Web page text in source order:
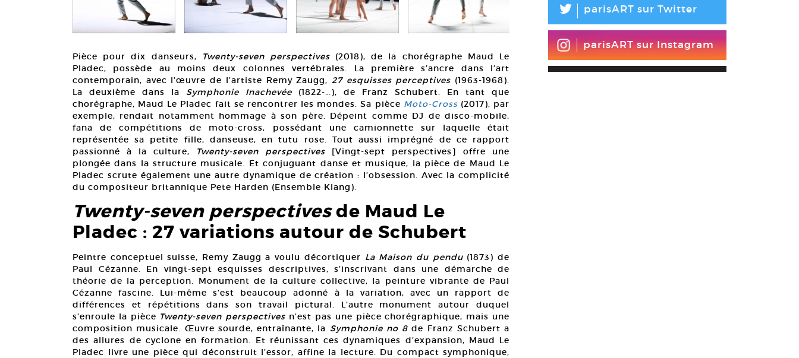
Pièce pour dix danseurs, Twenty-seven perspectives(2018), de la chorégraphe Maud Le
Pladec, possède au moins deux colonnes vertébrales. La première s’ancre dans l’art
contemporain, avec l’œuvre de l’artiste Remy Zaugg, 27 esquisses perceptives (1963-1968).
La deuxième dans la Symphonie Inachevée (1822-…), de Franz Schubert. En tant que
chorégraphe, Maud Le Pladec fait se rencontrer les mondes. Sa pièce Moto-Cross(2017), par
exemple, rendait notamment hommage à son père. Dépeint comme DJ de disco-mobile,
fana de compétitions de moto-cross, possédant une camionnette sur laquelle était
représentée sa petite fille, danseuse, en tutu rose. Tout aussi imprégné de ce rapport
passionné à la culture,
Twenty-seven perspectives [Vingt-sept perspectives] offre une
plongée dans la structure musicale. Et conjuguant danse et musique, la pièce de Maud Le
Pladec scrute également une autre dynamique de création : l’obsession. Avec la complicité
du compositeur britannique Pete Harden (Ensemble Klang).
Twenty-seven perspectivesde Maud Le
Pladec : 27 variations autour de Schubert
Peintre conceptuel suisse, Remy Zaugg a voulu décortiquer La Maison du pendu(1873) de
Paul Cézanne. En vingt-sept esquisses descriptives, s’inscrivant dans une démarche de
théorie de la perception. Monument de la culture collective, la peinture vibrante de Paul
Cézanne fascine. Lui-même s’est beaucoup adonné à la variation, avec un rapport de
différences et répétitions dans son travail pictural. L’autre monument autour duquel
s’enroule la pièce Twenty-seven perspectives n’est pas une pièce chorégraphique, mais une
composition musicale. Œuvre sourde, entraînante, la Symphonie no 8 de Franz Schubert a
des allures de cyclone en formation. Et réunissant ces dynamiques d’expansion, Maud Le
Pladec livre une pièce qui déconstruit l’essor, affine la lecture. Du compact symphonique,
L parisART sur Twitter
parisART sur Instagram